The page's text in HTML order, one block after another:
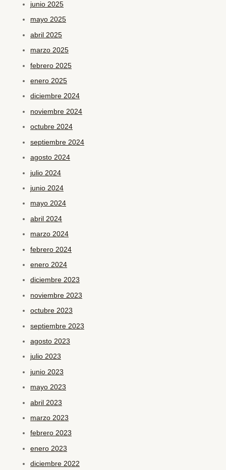
junio 2025
mayo 2025
abril 2025
marzo 2025
febrero 2025
enero 2025
diciembre 2024
noviembre 2024
octubre 2024
septiembre 2024
agosto 2024
julio 2024
junio 2024
mayo 2024
abril 2024
marzo 2024
febrero 2024
enero 2024
diciembre 2023
noviembre 2023
octubre 2023
septiembre 2023
agosto 2023
julio 2023
junio 2023
mayo 2023
abril 2023
marzo 2023
febrero 2023
enero 2023
diciembre 2022